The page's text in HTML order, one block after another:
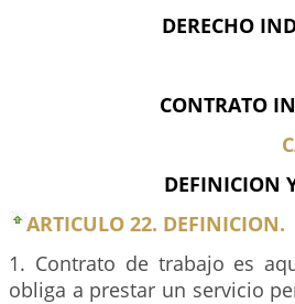
DERECHO
CONTRATO
DEFINICION
ARTICULO 22. DEFINICION.
1. Contrato de trabajo es
obliga a prestar un servicio